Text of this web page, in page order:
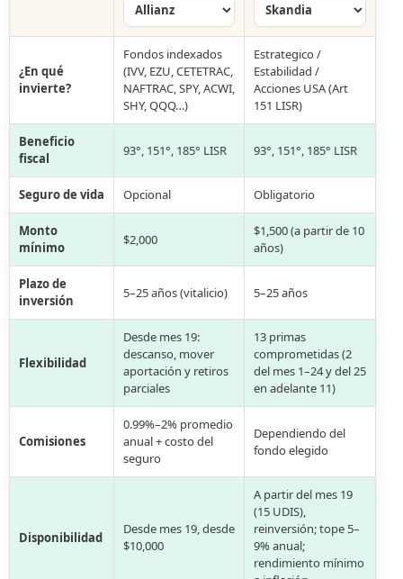
¿En qué
invierte?
Fondos indexados
(IVV, EZU, CETETRAC,
NAFTRAC, SPY, ACWI,
SHY, QQQ…)
Estrategico /
Estabilidad /
Acciones USA (Art
151 LISR)
Beneficio
fiscal
93°, 151°, 185° LISR 93°, 151°, 185° LISR
Seguro de vida Opcional Obligatorio
Monto
mínimo
$2,000
$1,500 (a partir de 10
años)
Plazo de
inversión
5–25 años (vitalicio) 5–25 años
Flexibilidad
Desde mes 19:
descanso, mover
aportación y retiros
parciales
13 primas
comprometidas (2
del mes 1–24 y del 25
en adelante 11)
Comisiones
0.99%–2% promedio
anual + costo del
seguro
Dependiendo del
fondo elegido
Disponibilidad
Desde mes 19, desde
$10,000
A partir del mes 19
(15 UDIS),
reinversión; tope 5–
9% anual;
rendimiento mínimo